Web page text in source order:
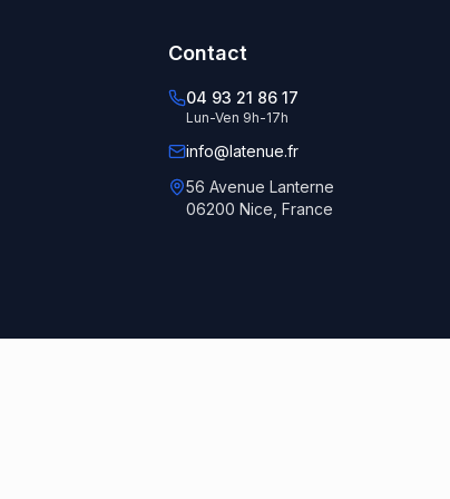
Contact
04 93 21 86 17
Lun-Ven 9h-17h
info@latenue.fr
56 Avenue Lanterne
06200 Nice, France